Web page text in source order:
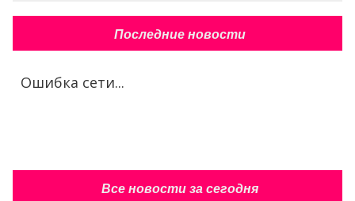
Последние новости
Ошибка сети...
Все новости за сегодня